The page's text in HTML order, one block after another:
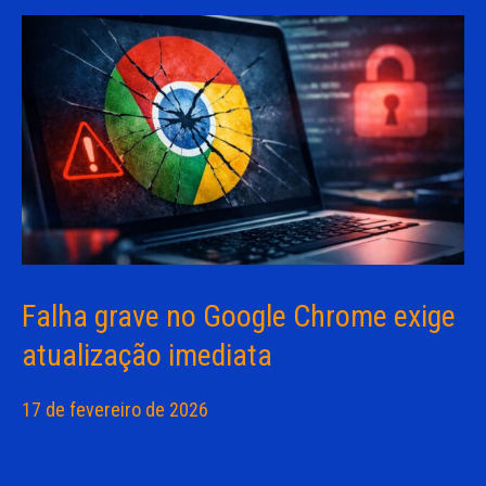
Falha grave no Google Chrome exige
atualização imediata
17 de fevereiro de 2026